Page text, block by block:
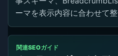
ーマを表示内容に合わせて整
関連SEOガイド